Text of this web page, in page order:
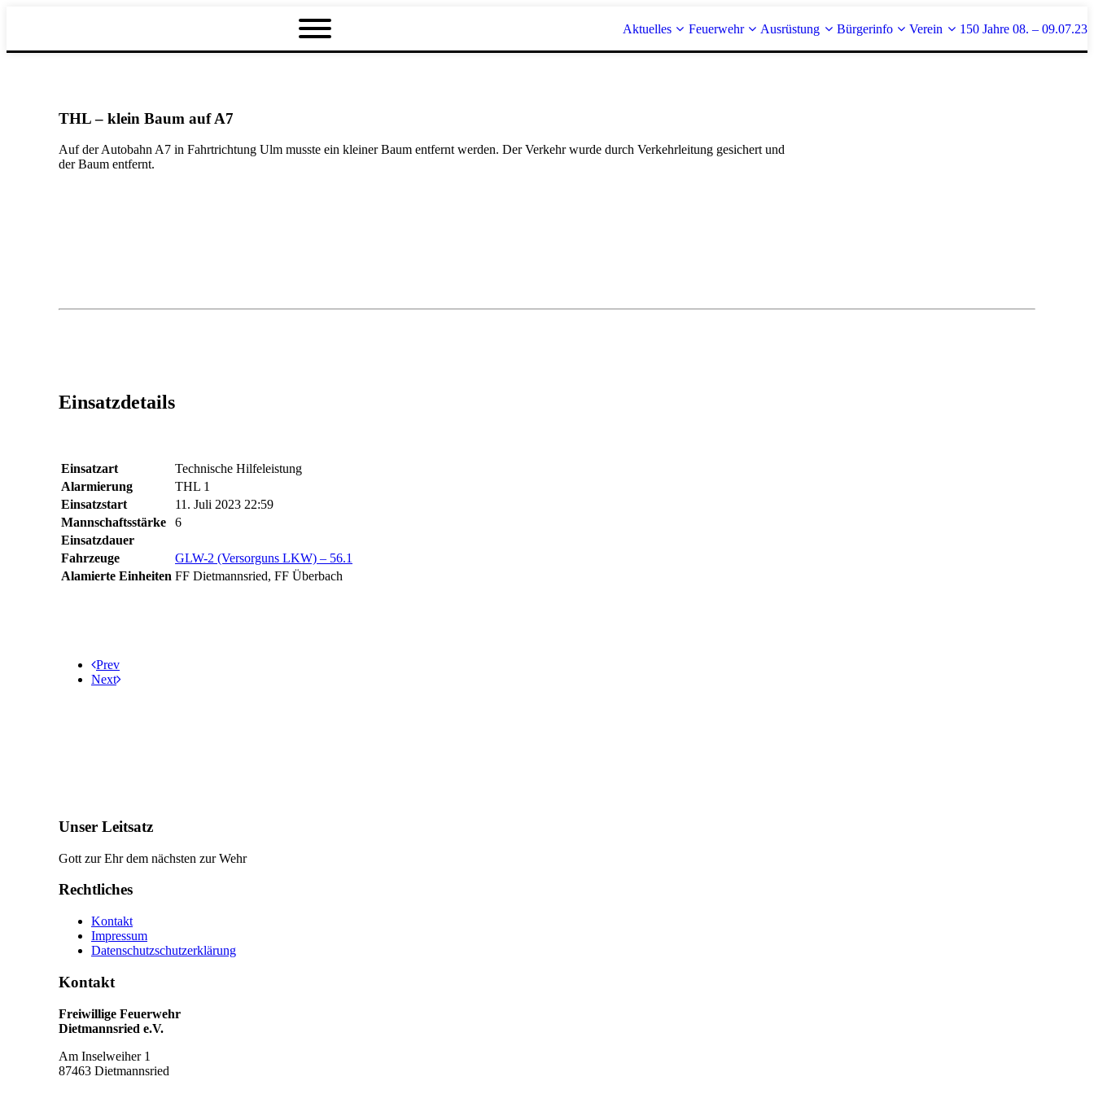
Aktuelles Feuerwehr Ausrüstung Bürgerinfo Verein 150 Jahre 08. – 09.07.23
THL – klein Baum auf A7
Auf der Autobahn A7 in Fahrtrichtung Ulm musste ein kleiner Baum entfernt werden. Der Verkehr wurde durch Verkehrleitung gesichert und
der Baum entfernt.
Einsatzdetails
Einsatzart
Technische Hilfeleistung
Alarmierung
THL 1
Einsatzstart
11. Juli 2023 22:59
Mannschaftsstärke
6
Einsatzdauer
Fahrzeuge
GLW-2 (Versorguns LKW) – 56.1
Alamierte Einheiten FF Dietmannsried, FF Überbach
Prev
Next
Unser Leitsatz
Gott zur Ehr dem nächsten zur Wehr
Rechtliches
Kontakt
Impressum
Datenschutzschutzerklärung
Kontakt
Freiwillige Feuerwehr
Dietmannsried e.V.
Am Inselweiher 1
87463 Dietmannsried